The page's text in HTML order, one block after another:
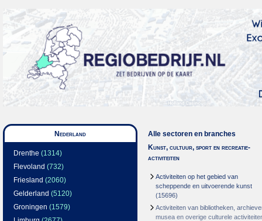
Nederland
Drenthe (1314)
Flevoland (732)
Friesland (2060)
Gelderland (5120)
Groningen (1579)
Alle sectoren en branches
Kunst, cultuur, sport en recreatie-
activiteiten
Activiteiten op het gebied van
scheppende en uitvoerende kunst
(15696)
Activiteiten van bibliotheken,
musea en overige culturele